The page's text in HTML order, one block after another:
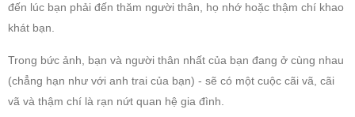
đến lúc bạn phải đến thăm người thân, họ nhớ hoặc thậm chí khao
khát bạn.
Trong bức ảnh, bạn và người thân nhất của bạn đang ở cùng nhau
(chẳng hạn như với anh trai của bạn) - sẽ có một cuộc cãi vã, cãi
vã và thậm chí là rạn nứt quan hệ gia đình.